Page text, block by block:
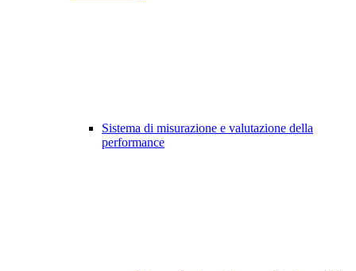
Sistema di misurazione e valutazione della
performance